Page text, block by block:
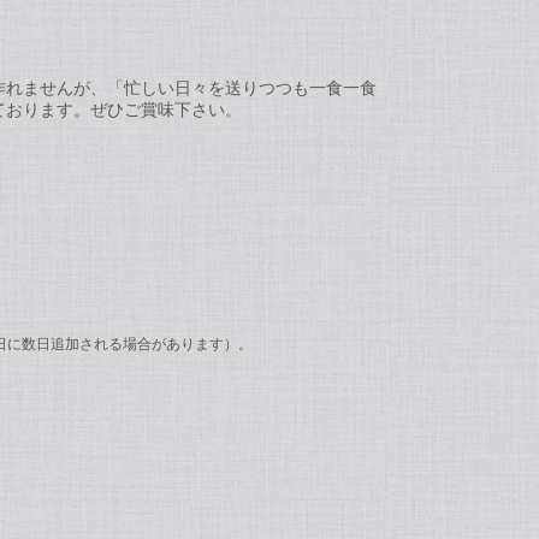
ませんが、「忙しい日々を送りつつも一食一食
ります。ぜひご賞味下さい。
数日追加される場合があります）。